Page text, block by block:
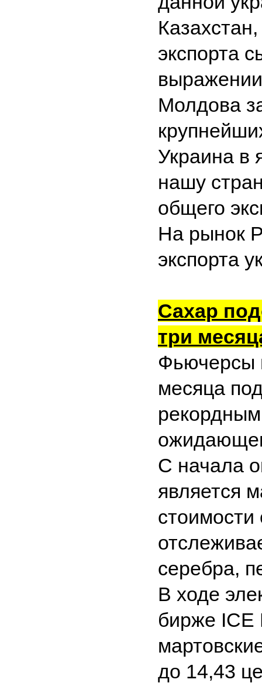
экспорта
Молдова
Украина в
нашу
общего
На рынок
экспорта
Сахар
три
Фьючерсы
месяца
С начала
является
серебра,
В ходе
бирже ICE
до 14,43